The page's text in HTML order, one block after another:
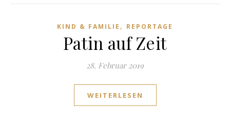
KIND & FAMILIE , REPORTAGE
Patin auf Zeit
28. Februar 2019
WEITERLESEN